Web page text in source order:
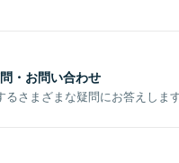
・お問い合わせ
さまざまな疑問にお答えします